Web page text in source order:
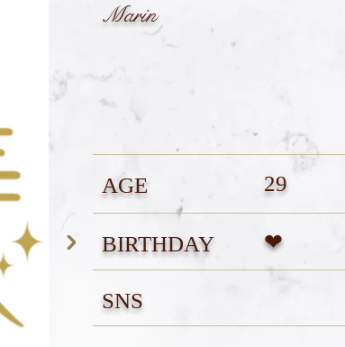
Marin
AGE 29
BIRTHDAY ❤︎
SNS